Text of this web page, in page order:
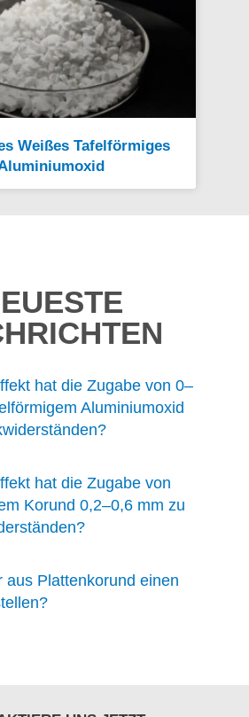
Weißes Tafelförmiges
hat die Zugabe von 0–
Aluminiumoxid
hat die Zugabe von
Korund 0,2–0,6 mm zu
aus Plattenkorund einen